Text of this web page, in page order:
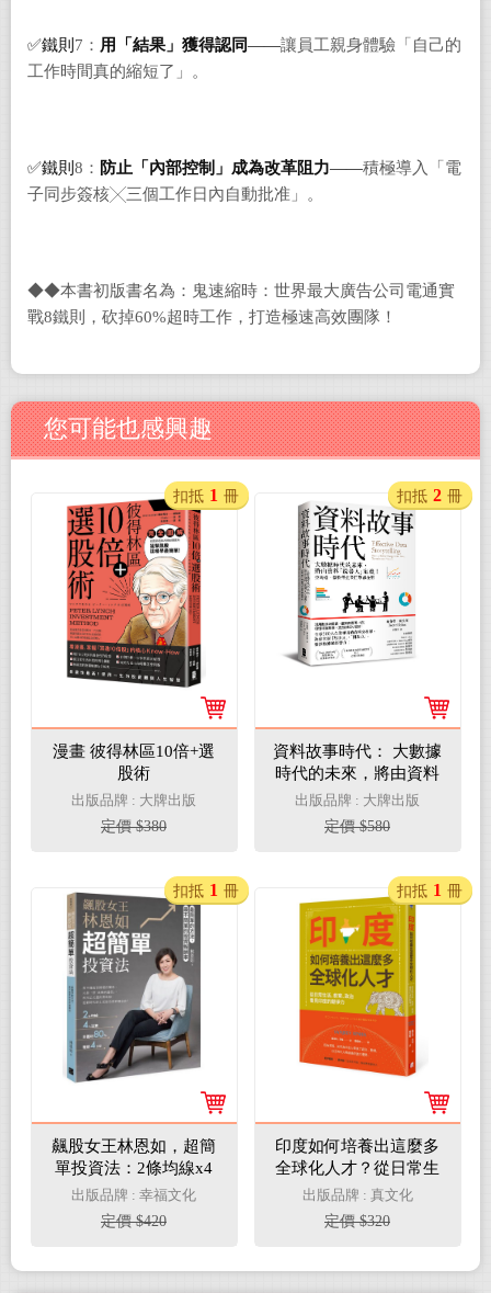
✅鐵則 7： 用「結果」獲得認同——讓員工親身體驗「自己的
工作時間真的縮短了」。
✅鐵則 8： 防止「內部控制」成為改革阻力——積極導入「電
子同步簽核╳三個工作日內自動批准」。
◆◆本書初版書名為：鬼速縮時：世界最大廣告公司電通實
戰8鐵則，砍掉60%超時工作，打造極速高效團隊！
您可能也感興趣
漫畫 彼得林區10倍+選
股術
出版品牌 : 大牌出版
定價 $380
扣抵 1 冊
資料故事時代： 大數據
時代的未來，將由資料
「說書人」定義！亞馬
遜、微軟等企業巨擘都
在用
出版品牌 : 大牌出版
定價 $580
扣抵 2 冊
飆股女王林恩如，超簡
單投資法：2條均線x4
大法寶x公式選股，上
萬會員證實有效 (隨書
加贈新手投資理財5堂
出版品牌 : 幸福文化
定價 $420
扣抵 1 冊
印度如何培養出這麼多
全球化人才？從日常生
活、教育、政治看見印
度的競爭力
出版品牌 : 真文化
定價 $320
扣抵 1 冊